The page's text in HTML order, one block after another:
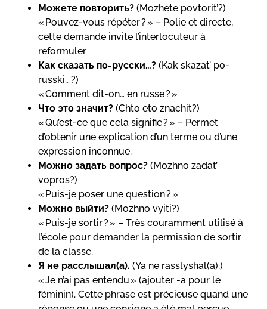
Можете повторить? (Mozhete povtorit’?)
« Pouvez-vous répéter ? » – Polie et directe,
cette demande invite l’interlocuteur à
reformuler
Как сказать по-русски…? (Kak skazat’ po-
russki… ?)
« Comment dit-on… en russe ? »
Что это значит? (Chto eto znachit?)
« Qu’est-ce que cela signifie ? » – Permet
d’obtenir une explication d’un terme ou d’une
expression inconnue.
Можно задать вопрос? (Mozhno zadat’
vopros?)
« Puis-je poser une question ? »
Можно выйти? (Mozhno vyiti?)
« Puis-je sortir ? » – Très couramment utilisé à
l’école pour demander la permission de sortir
de la classe.
Я не расслышал(а). (Ya ne rasslyshal(a).)
« Je n’ai pas entendu » (ajouter -a pour le
féminin). Cette phrase est précieuse quand une